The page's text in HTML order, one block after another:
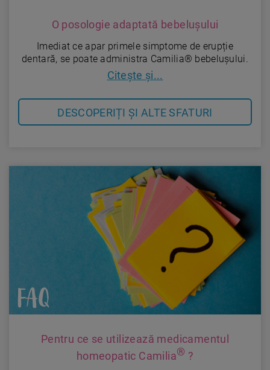
O posologie adaptată bebelușului
Imediat ce apar primele simptome de erupție
dentară, se poate administra Camilia® bebelușului.
Citește și...
DESCOPERIȚI ȘI ALTE SFATURI
FAQ
Pentru ce se utilizează medicamentul
homeopatic Camilia® ?